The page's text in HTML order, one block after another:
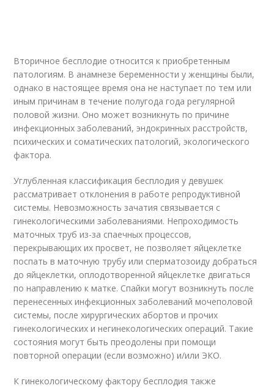
Вторичное бесплодие относится к приобретенным
патологиям. В анамнезе беременности у женщины были,
однако в настоящее время она не наступает по тем или
иным причинам в течение полугода года регулярной
половой жизни. Оно может возникнуть по причине
инфекционных заболеваний, эндокринных расстройств,
психических и соматических патологий, экологического
фактора.
Углубленная классификация бесплодия у девушек
рассматривает отклонения в работе репродуктивной
системы. Невозможность зачатия связывается с
гинекологическими заболеваниями. Непроходимость
маточных труб из-за спаечных процессов,
перекрывающих их просвет, не позволяет яйцеклетке
поспать в маточную трубу или сперматозоиду добраться
до яйцеклетки, оплодотворенной яйцеклетке двигаться
по направлению к матке. Спайки могут возникнуть после
перенесенных инфекционных заболеваний мочеполовой
системы, после хирургических абортов и прочих
гинекологических и негинекологических операций. Такие
состояния могут быть преодолены при помощи
повторной операции (если возможно) и/или ЭКО.
К гинекологическому фактору бесплодия также